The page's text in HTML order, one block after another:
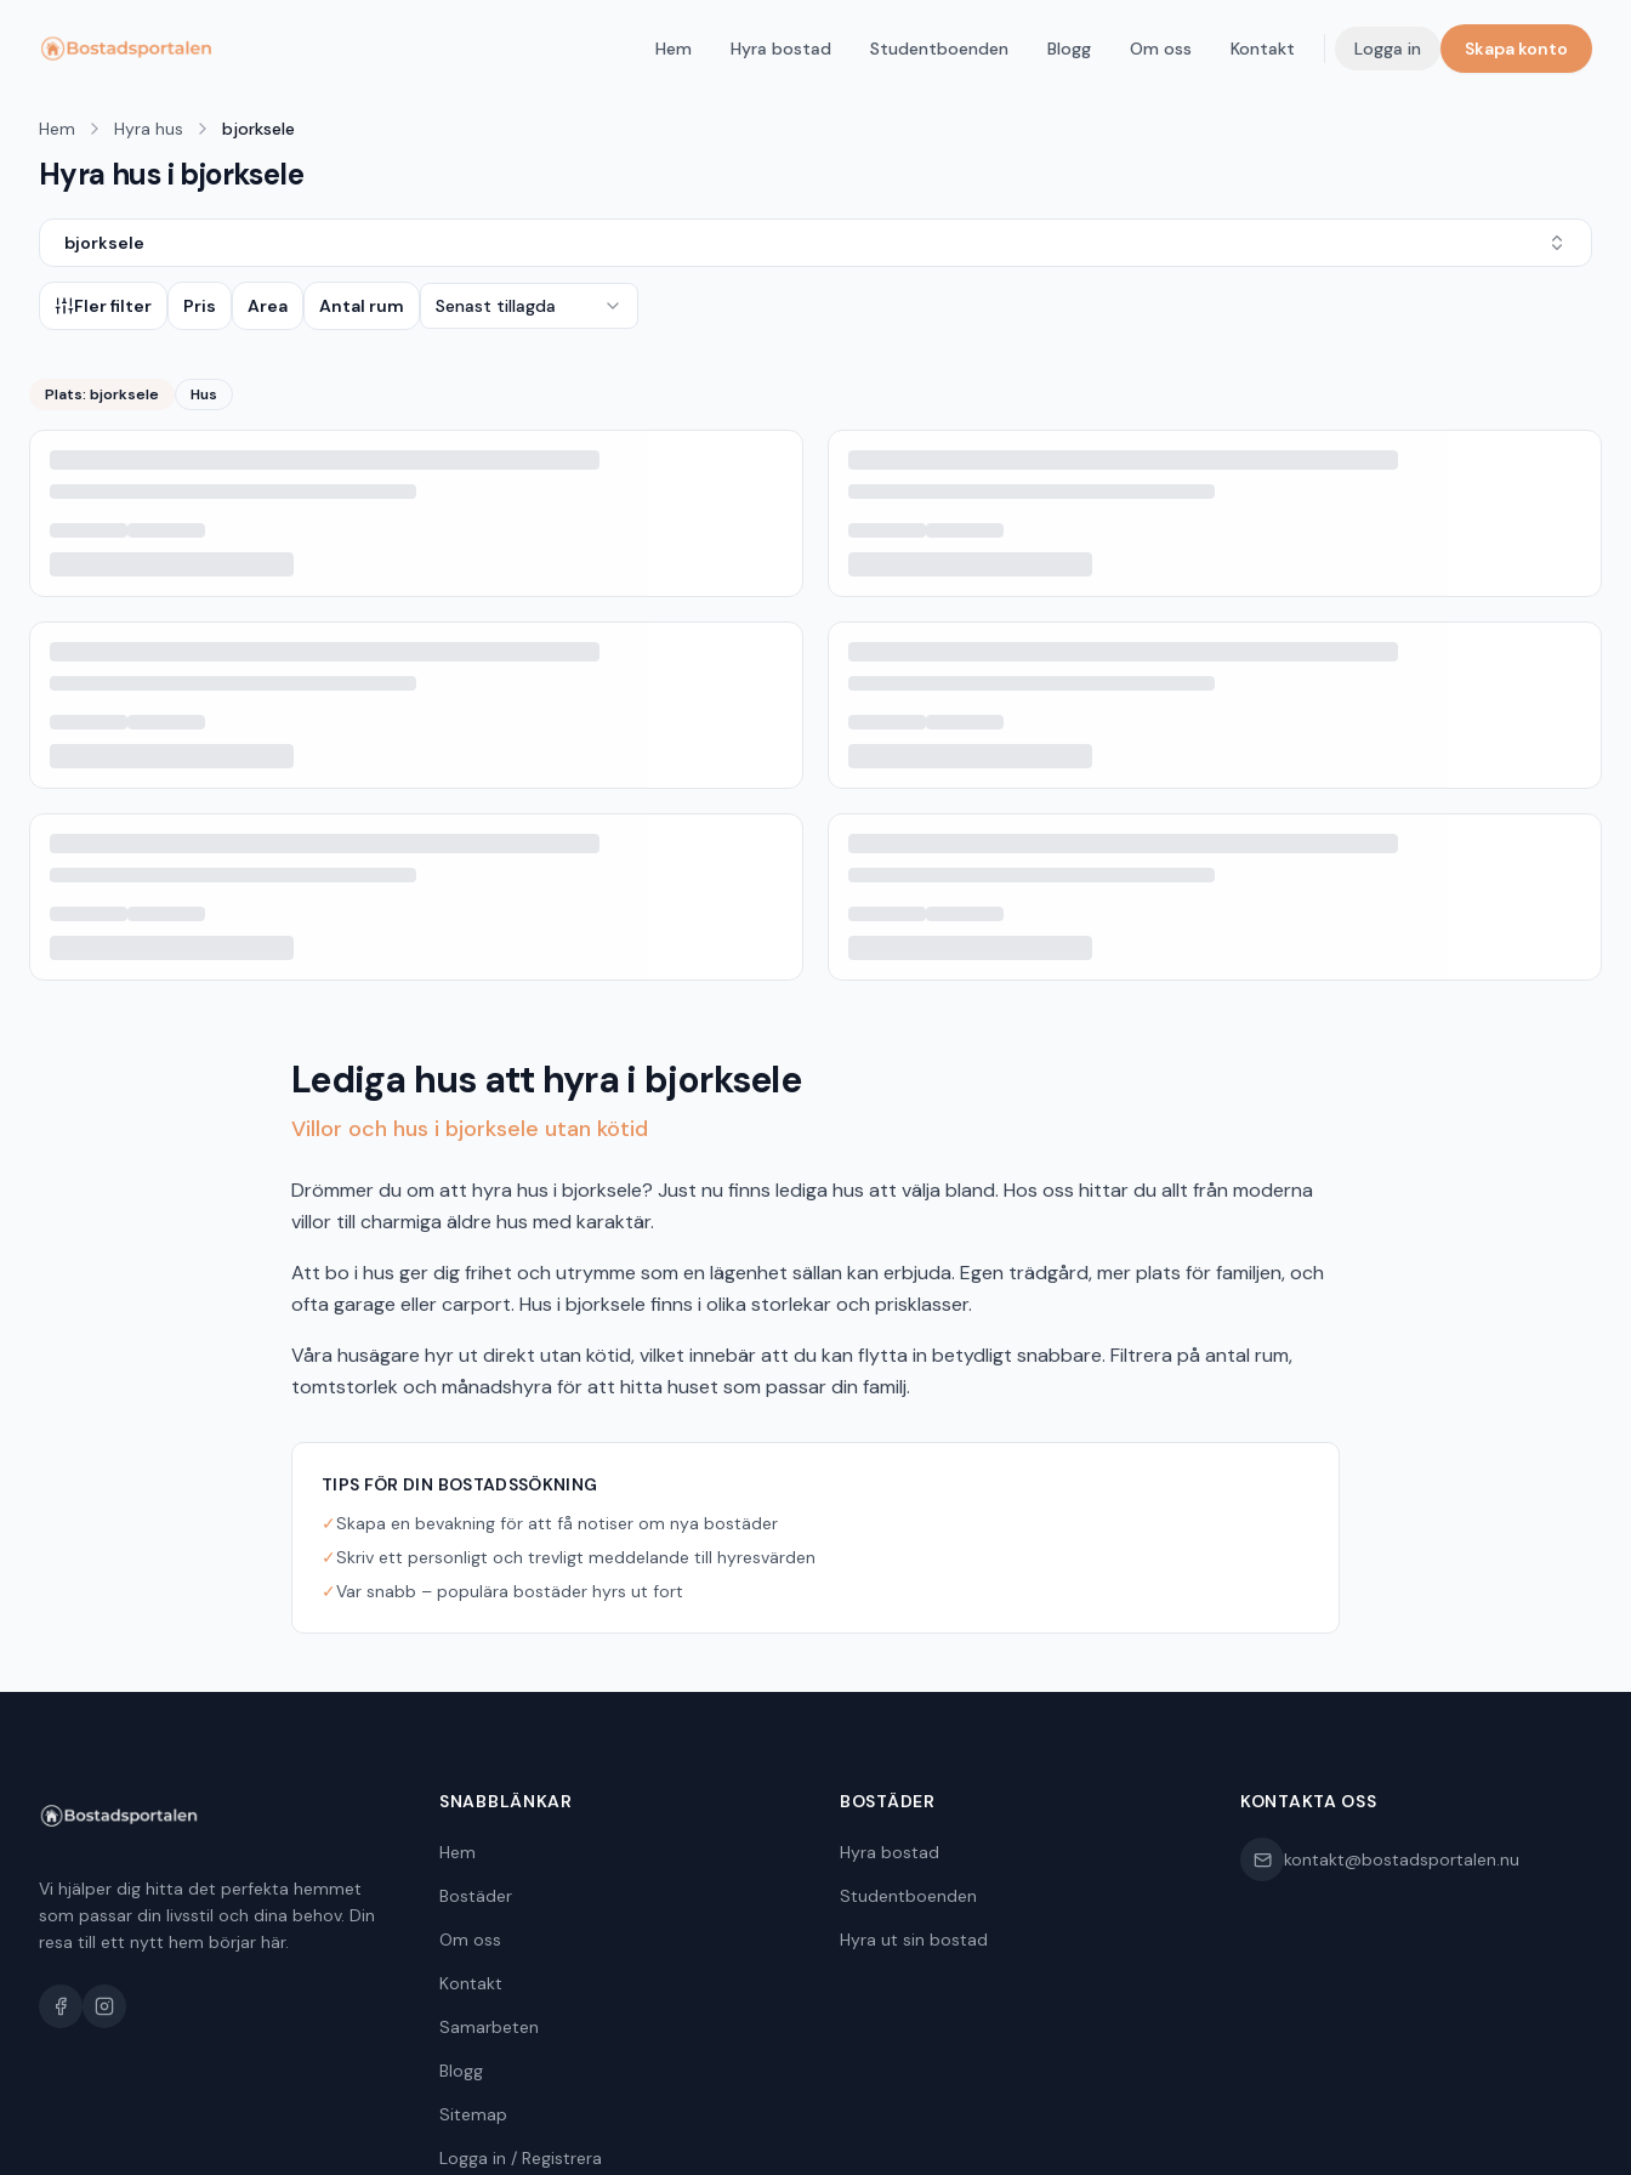
Hem Hyra bostad Studentboenden Blogg Om oss Kontakt Logga in Skapa konto
Hem Hyra hus bjorksele
Hyra hus i bjorksele
bjorksele
Fler filter Pris Area Antal rum Senast tillagda
Plats: bjorksele Hus
Lediga hus att hyra i bjorksele
Villor och hus i bjorksele utan kötid
Drömmer du om att hyra hus i bjorksele? Just nu finns lediga hus att välja bland. Hos oss hittar du allt från moderna
villor till charmiga äldre hus med karaktär.
Att bo i hus ger dig frihet och utrymme som en lägenhet sällan kan erbjuda. Egen trädgård, mer plats för familjen, och
ofta garage eller carport. Hus i bjorksele finns i olika storlekar och prisklasser.
Våra husägare hyr ut direkt utan kötid, vilket innebär att du kan flytta in betydligt snabbare. Filtrera på antal rum,
tomtstorlek och månadshyra för att hitta huset som passar din familj.
TIPS FÖR DIN BOSTADSSÖKNING
✓Skapa en bevakning för att få notiser om nya bostäder
✓Skriv ett personligt och trevligt meddelande till hyresvärden
✓Var snabb – populära bostäder hyrs ut fort
Vi hjälper dig hitta det perfekta hemmet
som passar din livsstil och dina behov. Din
resa till ett nytt hem börjar här.
SNABBLÄNKAR
Hem
Bostäder
Om oss
Kontakt
Samarbeten
Blogg
Sitemap
Logga in / Registrera
BOSTÄDER
Hyra bostad
Studentboenden
Hyra ut sin bostad
KONTAKTA OSS
kontakt@bostadsportalen.nu